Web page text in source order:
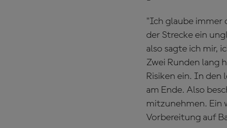
"Ich glaube immer
der Strecke ein
also sagte ich mir,
Zwei Runden lang
Risiken ein. In den
am Ende. Also
mitzunehmen. Ein
Vorbereitung auf